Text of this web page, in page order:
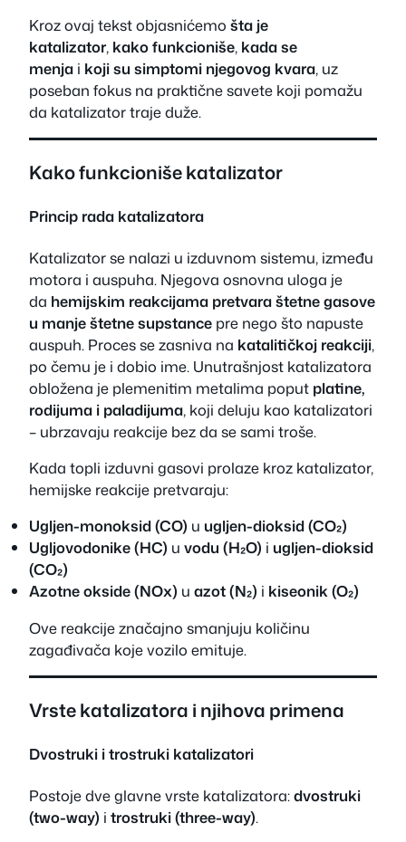
Kroz ovaj tekst objasnićemo šta je
katalizator, kako funkcioniše, kada se
menja i koji su simptomi njegovog kvara, uz
poseban fokus na praktične savete koji pomažu
da katalizator traje duže.
Kako funkcioniše katalizator
Princip rada katalizatora
Katalizator se nalazi u izduvnom sistemu, između
motora i auspuha. Njegova osnovna uloga je
da hemijskim reakcijama pretvara štetne gasove
u manje štetne supstance pre nego što napuste
auspuh. Proces se zasniva na katalitičkoj reakciji,
po čemu je i dobio ime. Unutrašnjost katalizatora
obložena je plemenitim metalima poput platine,
rodijuma i paladijuma, koji deluju kao katalizatori
– ubrzavaju reakcije bez da se sami troše.
Kada topli izduvni gasovi prolaze kroz katalizator,
hemijske reakcije pretvaraju:
Ugljen-monoksid (CO) u ugljen-dioksid (CO₂)
Ugljovodonike (HC) u vodu (H₂O) i ugljen-dioksid
(CO₂)
Azotne okside (NOx) u azot (N₂) i kiseonik (O₂)
Ove reakcije značajno smanjuju količinu
zagađivača koje vozilo emituje.
Vrste katalizatora i njihova primena
Dvostruki i trostruki katalizatori
Postoje dve glavne vrste katalizatora:dvostruki
(two-way) i trostruki (three-way).